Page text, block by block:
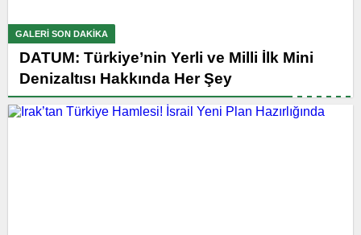
GALERI SON DAKİKA
DATUM: Türkiye’nin Yerli ve Milli İlk Mini
Denizaltısı Hakkında Her Şey